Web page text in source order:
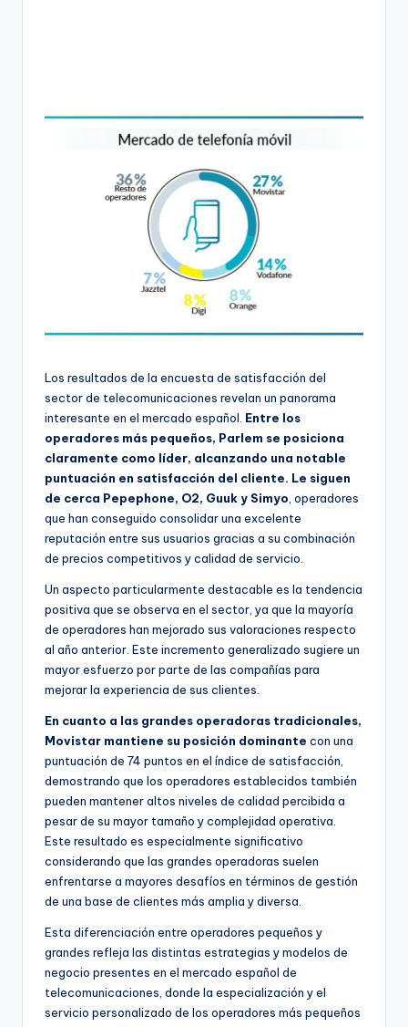
Los resultados de la encuesta de satisfacción del
sector de telecomunicaciones revelan un panorama
interesante en el mercado español. Entre los
operadores más pequeños, Parlem se posiciona
claramente como líder, alcanzando una notable
puntuación en satisfacción del cliente. Le siguen
de cerca Pepephone, O2, Guuk y Simyo , operadores
que han conseguido consolidar una excelente
reputación entre sus usuarios gracias a su combinación
de precios competitivos y calidad de servicio.
Un aspecto particularmente destacable es la tendencia
positiva que se observa en el sector, ya que la mayoría
de operadores han mejorado sus valoraciones respecto
al año anterior. Este incremento generalizado sugiere un
mayor esfuerzo por parte de las compañías para
mejorar la experiencia de sus clientes.
En cuanto a las grandes operadoras tradicionales,
Movistar mantiene su posición dominante con una
puntuación de 74 puntos en el índice de satisfacción,
demostrando que los operadores establecidos también
pueden mantener altos niveles de calidad percibida a
pesar de su mayor tamaño y complejidad operativa.
Este resultado es especialmente significativo
considerando que las grandes operadoras suelen
enfrentarse a mayores desafíos en términos de gestión
de una base de clientes más amplia y diversa.
Esta diferenciación entre operadores pequeños y
grandes refleja las distintas estrategias y modelos de
negocio presentes en el mercado español de
telecomunicaciones, donde la especialización y el
servicio personalizado de los operadores más pequeños